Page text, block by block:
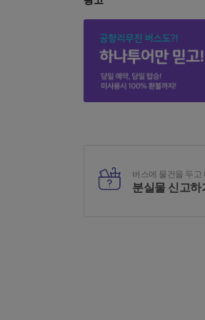
버스에 물건을 두고
분실물 신고하